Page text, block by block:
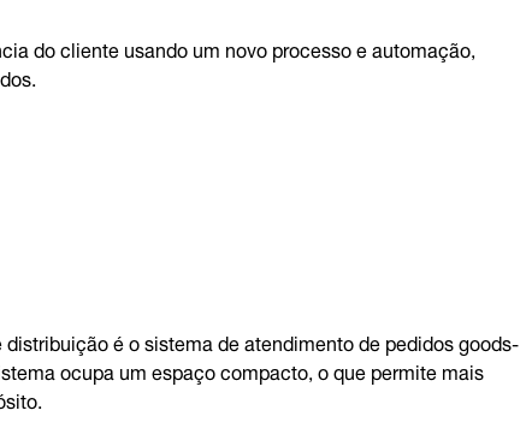
do cliente usando um novo processo e automação,
é o sistema de atendimento de pedidos goods-
ocupa um espaço compacto, o que permite mais